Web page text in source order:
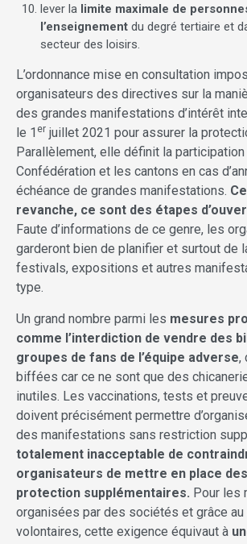
lever la limite maximale de
l’enseignement du degré tertiaire et
secteur des loisirs.
L’ordonnance mise en consultation
organisateurs des directives sur la
des grandes manifestations d’intérêt
le 1 er juillet 2021 pour assurer la
Parallèlement, elle définit la
Confédération et les cantons en cas
échéance de grandes manifestations.
revanche, ce sont des étapes
Faute d’informations de ce genre, les
garderont bien de planifier et surtout de
festivals, expositions et autres
type.
Un grand nombre parmi les mesures
comme l’interdiction de vendre des
groupes de fans de l’équipe adverse,
biffées car ce ne sont que des
inutiles. Les vaccinations, tests et
doivent précisément permettre
des manifestations sans restriction
totalement inacceptable de
organisateurs de mettre en place
protection supplémentaires. Pour les
organisées par des sociétés et grâce au
volontaires, cette exigence équivaut à